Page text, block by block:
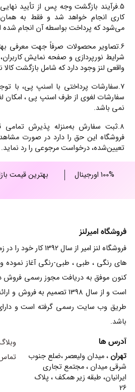
5.فرآیند بازگشت وجه پس از تأیید
کاریانجام خواهد شد و فقط به همان
می‌شود که پرداخت بواسطه آن انجام
6.تصاویر محصولات صرفاً جهت معرفی
شرایط نورپردازی و صفحه نمایش
واقعی لنز وجود دارد که شامل بازگشت
۷. سفارشات پرداختی با اسنپ پی، با
سفارشات لغوی از طرف اسنپ پی ، امکان
نمی باشد.
۸.ثبت سفارش به‌منزله پذیرش تمامی
فروشگاه این حق را دارد در صورت
تعیین‌شده، درخواست مرجوعی را رد نماید.
100% اورجینال بهترین قیمت
فروشگاه امیرلنز
فروشگاه لنز امیر از سال
های رنگی ، طبی ، طبی-رنگی آغاز نموده
است و از سال 1398 تصمیم به
طریق وب سایت رسمی گرفته است و دارای
باشد.
آدرس ها
تهران ، میدان ولیعصر ،ضلع جنوب
شرقی میدان ، مجتمع تجاری
ایرانیان، طبقه زیر همکف ، پلاک
26